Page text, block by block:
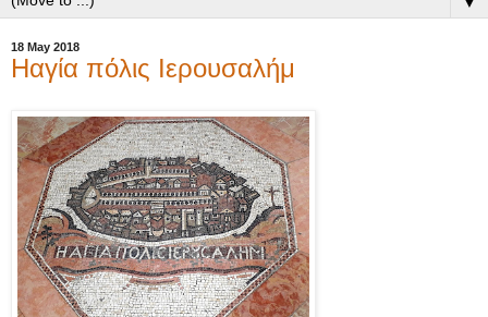
18 May 2018
Ηαγία πόλις Ιερουσαλήμ